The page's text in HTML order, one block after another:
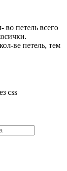
во петель всего
ве петель, тем
css